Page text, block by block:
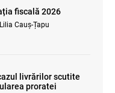
fiscală 2026
Cauș-Țapu
livrărilor scutite
proratei